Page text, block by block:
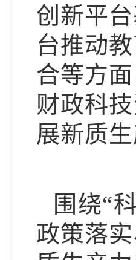
创新平
台推动
合等方
财政科
展新质
围绕“
政策落